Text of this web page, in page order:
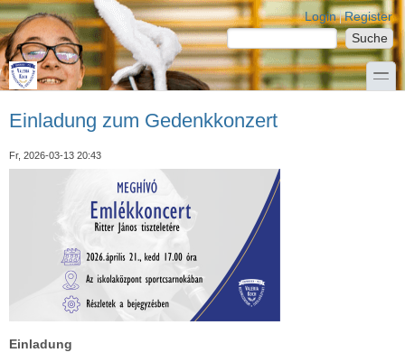
Direkt zum Inhalt
Skip to search
Login links Login Register
Suchformular
Suche
toggle
Einladung zum Gedenkkonzert
Fr, 2026-03-13 20:43
Einladung